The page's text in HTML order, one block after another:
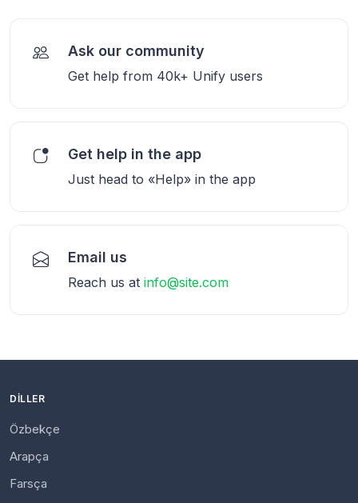
Ask our community
Get help from 40k+ Unify users
Get help in the app
Just head to «Help» in the app
Email us
Reach us at info@site.com
DILLER
Özbekçe
Arapça
Farsça